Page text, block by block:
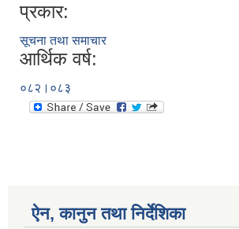
प्रकार:
सूचना तथा समाचार
आर्थिक वर्ष:
०८२।०८३
ऐन, कानुन तथा निर्देशिका